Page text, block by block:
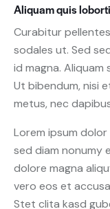
Aliquam quis
Curabitur
sodales ut. Sed
id magna.
Ut bibendum, nisi
metus, nec
Lorem ipsum
sed diam nonumy
dolore magna
vero eos et
Stet clita kasd